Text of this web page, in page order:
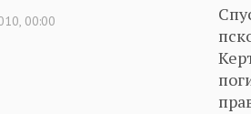
00:00